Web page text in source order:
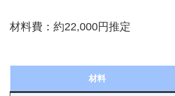
材料費：約22,000円推定
材料